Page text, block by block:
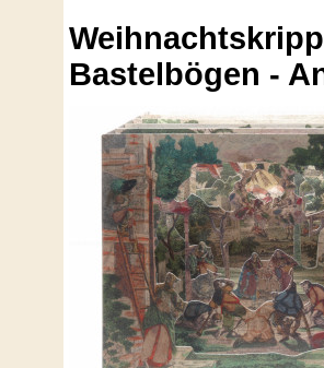
Bastelbögen -